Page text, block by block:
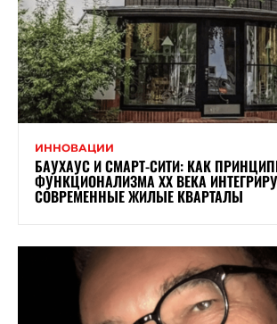
ИННОВАЦИИ
БАУХАУС И СМАРТ-СИТИ: КАК
ФУНКЦИОНАЛИЗМА XX ВЕКА
СОВРЕМЕННЫЕ ЖИЛЫЕ КВАРТАЛЫ